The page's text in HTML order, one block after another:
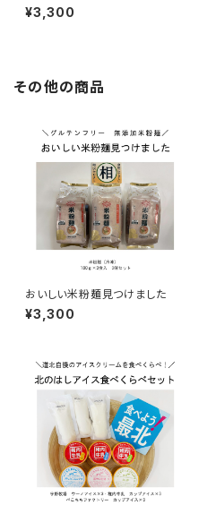
¥3,300
その他の商品
おいしい米粉麺見つけました
¥3,300